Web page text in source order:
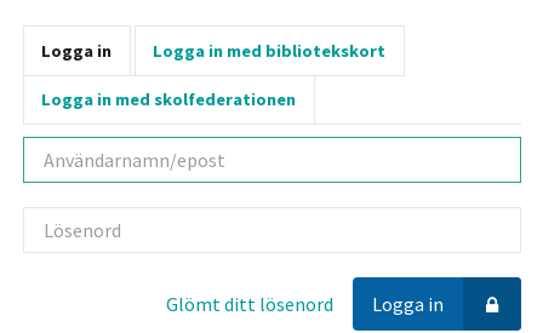
Logga in Logga in med bibliotekskort
Logga in med skolfederationen
Användarnamn
Lösenord
Logga in
Glömt ditt lösenord